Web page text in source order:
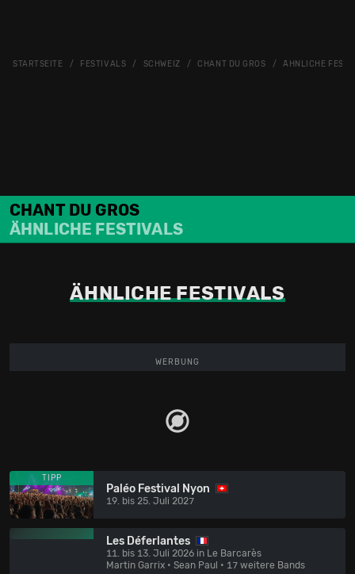
STARTSEITE FESTIVALS SCHWEIZ CHANT DU GROS ÄHNLICHE
CHANT DU GROS
ÄHNLICHE FESTIVALS
ÄHNLICHE FESTIVALS
WERBUNG
TIPP
Paléo Festival Nyon
19. bis 25. Juli 2027
Les Déferlantes
11. bis 13. Juli 2026 in Le Barcarès
Martin Garrix • Sean Paul • 17 weitere Bands